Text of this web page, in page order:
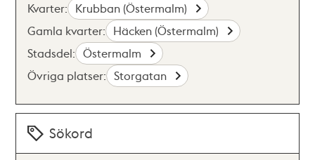
Kvarter: Krubban (Östermalm)
Gamla kvarter: Häcken (Östermalm)
Stadsdel: Östermalm
Övriga platser: Storgatan
Sökord